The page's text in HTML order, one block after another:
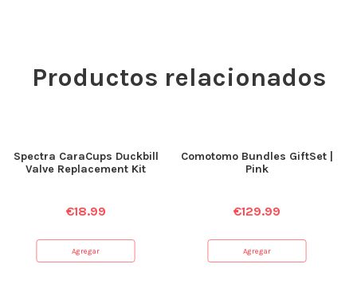
Productos relacionados
Spectra CaraCups Duckbill
Valve Replacement Kit
€18.99
Agregar
Comotomo Bundles GiftSet |
Pink
€129.99
Agregar